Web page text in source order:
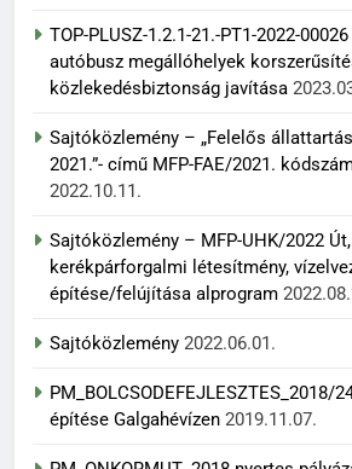
TOP-PLUSZ-1.2.1-21.-PT1-2022-
autóbusz megállóhelyek
közlekedésbiztonság javítása
Sajtóközlemény – „Felelős
2021.”- című MFP-FAE/2021.
2022.10.11.
Sajtóközlemény – MFP-UHK/2022
kerékpárforgalmi létesítmény,
építése/felújítása alprogram
Sajtóközlemény 2022.06.01.
építése Galgahévízen 2019.11.07.